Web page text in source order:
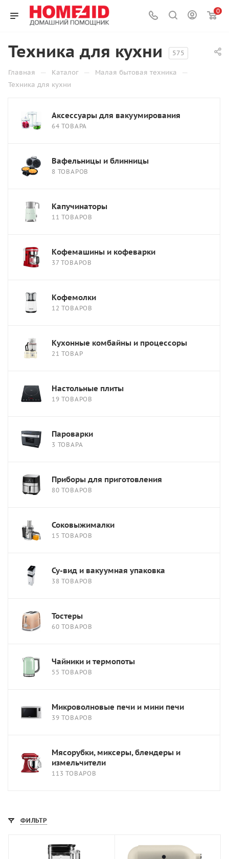
0
Техника для кухни 575
Главная — Каталог — Малая бытовая техника —
Техника для кухни
Аксессуары для вакуумирования
64 ТОВАРА
Вафельницы и блинницы
8 ТОВАРОВ
Капучинаторы
11 ТОВАРОВ
Кофемашины и кофеварки
37 ТОВАРОВ
Кофемолки
12 ТОВАРОВ
Кухонные комбайны и процессоры
21 ТОВАР
Настольные плиты
19 ТОВАРОВ
Пароварки
3 ТОВАРА
Приборы для приготовления
80 ТОВАРОВ
Соковыжималки
15 ТОВАРОВ
Су-вид и вакуумная упаковка
38 ТОВАРОВ
Тостеры
60 ТОВАРОВ
Чайники и термопоты
55 ТОВАРОВ
Микроволновые печи и мини печи
39 ТОВАРОВ
Мясорубки, миксеры, блендеры и
измельчители
113 ТОВАРОВ
ФИЛЬТР